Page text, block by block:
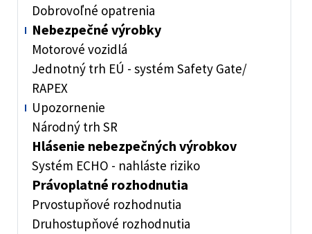
Dobrovoľné opatrenia
Nebezpečné výrobky
Motorové vozidlá
Jednotný trh EÚ - systém Safety Gate/
RAPEX
Upozornenie
Národný trh SR
Hlásenie nebezpečných výrobkov
Systém ECHO - nahláste riziko
Právoplatné rozhodnutia
Prvostupňové rozhodnutia
Druhostupňové rozhodnutia